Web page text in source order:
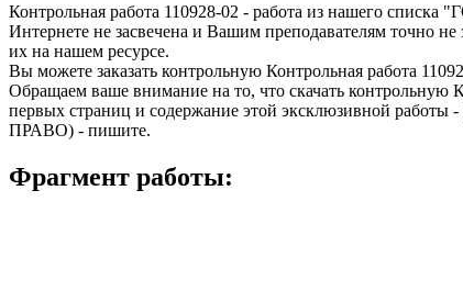
Контрольная работа 110928-02 - работа из нашего
Интернете не засвечена и Вашим преподавателям точно
их на нашем ресурсе.
Вы можете заказать контрольную Контрольная работа
Обращаем ваше внимание на то, что скачать
первых страниц и содержание этой эксклюзивной
ПРАВО) - пишите.
Фрагмент работы: